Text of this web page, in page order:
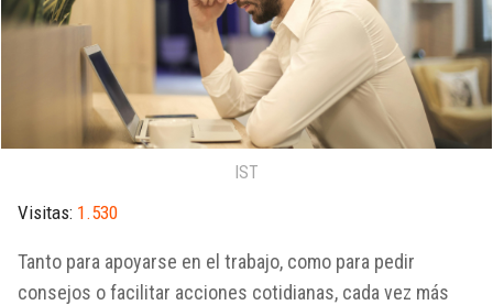
IST
Visitas: 1.530
Tanto para apoyarse en el trabajo, como para pedir
consejos o facilitar acciones cotidianas, cada vez más